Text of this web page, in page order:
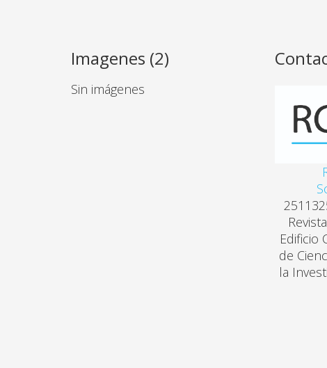
Imagenes (2)
Sin imágenes
Edificio
de
la